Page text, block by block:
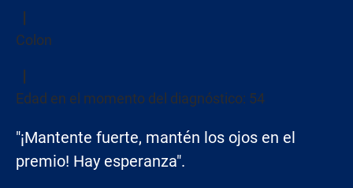
Colon
Edad en el momento del diagnóstico: 54
"¡Mantente fuerte, mantén los ojos en el
premio! Hay esperanza".